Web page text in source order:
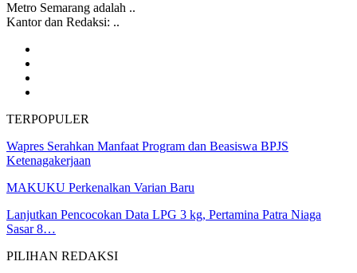
Metro Semarang adalah ..
Kantor dan Redaksi: ..
TERPOPULER
Wapres Serahkan Manfaat Program dan Beasiswa BPJS
Ketenagakerjaan
MAKUKU Perkenalkan Varian Baru
Lanjutkan Pencocokan Data LPG 3 kg, Pertamina Patra Niaga
Sasar 8…
PILIHAN REDAKSI